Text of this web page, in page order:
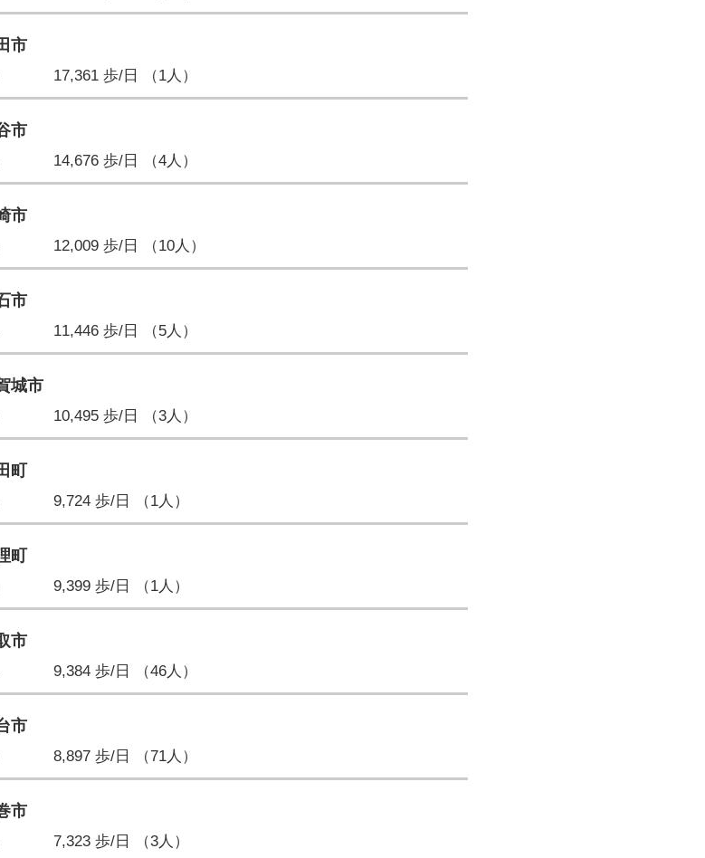
市
17,361 歩/日 （1人）
市
14,676 歩/日 （4人）
市
12,009 歩/日 （10人）
市
11,446 歩/日 （5人）
城市
10,495 歩/日 （3人）
町
9,724 歩/日 （1人）
町
9,399 歩/日 （1人）
市
9,384 歩/日 （46人）
市
8,897 歩/日 （71人）
市
7,323 歩/日 （3人）